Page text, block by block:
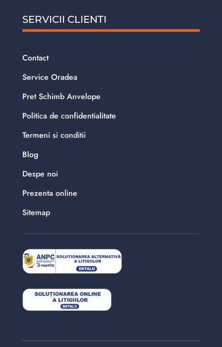
SERVICII CLIENTI
Contact
Service Oradea
Pret Schimb Anvelope
Politica de confidentialitate
Termeni si conditii
Blog
Despe noi
Prezenta online
Sitemap